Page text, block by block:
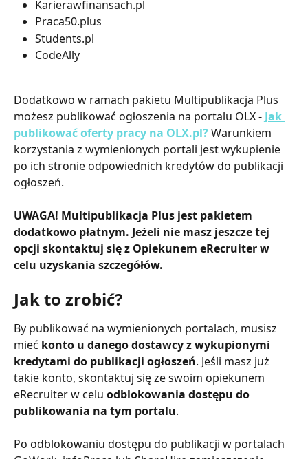
Karierawfinansach.pl
Praca50.plus
Students.pl
CodeAlly
Dodatkowo w ramach pakietu Multipublikacja Plus
możesz publikować ogłoszenia na portalu OLX - Jak
publikować oferty pracy na OLX.pl?Warunkiem
korzystania z wymienionych portali jest wykupienie
po ich stronie odpowiednich kredytów do publikacji
ogłoszeń.
UWAGA! Multipublikacja Plus jest pakietem
dodatkowo płatnym. Jeżeli nie masz jeszcze tej
opcji skontaktuj się z Opiekunem eRecruiter w
celu uzyskania szczegółów.
Jak to zrobić?
By publikować na wymienionych portalach, musisz
mieć konto u danego dostawcy z wykupionymi
kredytami do publikacji ogłoszeń. Jeśli masz już
takie konto, skontaktuj się ze swoim opiekunem
eRecruiter w celu odblokowania dostępu do
publikowania na tym portalu.
Po odblokowaniu dostępu do publikacji w portalach